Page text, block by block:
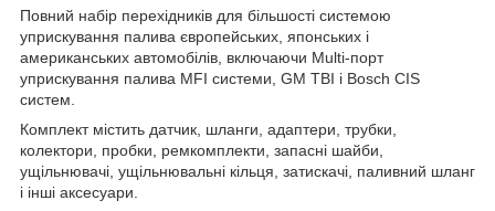
Повний набір перехідників для більшості системою
уприскування палива європейських, японських і
американських автомобілів, включаючи Multi-порт
уприскування палива MFI системи, GM TBI і Bosch CIS
систем.
Комплект містить датчик, шланги, адаптери, трубки,
колектори, пробки, ремкомплекти, запасні шайби,
ущільнювачі, ущільнювальні кільця, затискачі, паливний шланг
і інші аксесуари.